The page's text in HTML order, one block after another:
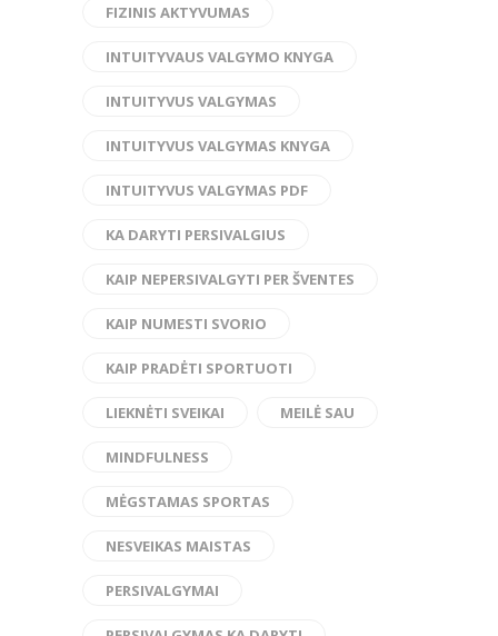
FIZINIS AKTYVUMAS
INTUITYVAUS VALGYMO KNYGA
INTUITYVUS VALGYMAS
INTUITYVUS VALGYMAS KNYGA
INTUITYVUS VALGYMAS PDF
KA DARYTI PERSIVALGIUS
KAIP NEPERSIVALGYTI PER ŠVENTES
KAIP NUMESTI SVORIO
KAIP PRADĖTI SPORTUOTI
LIEKNĖTI SVEIKAI MEILĖ SAU
MINDFULNESS
MĖGSTAMAS SPORTAS
NESVEIKAS MAISTAS
PERSIVALGYMAI